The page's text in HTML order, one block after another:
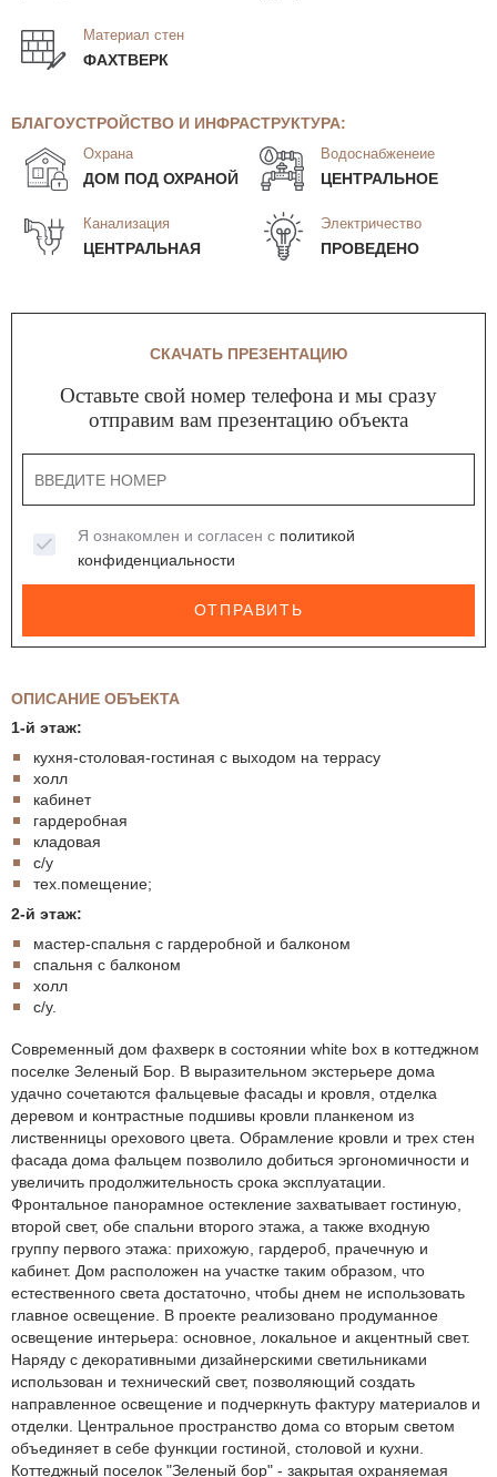
Материал стен
ФАХТВЕРК
БЛАГОУСТРОЙСТВО И ИНФРАСТРУКТУРА:
Охрана
ДОМ ПОД ОХРАНОЙ
Водоснабженеие
ЦЕНТРАЛЬНОЕ
Канализация
ЦЕНТРАЛЬНАЯ
Электричество
ПРОВЕДЕНО
ОПИСАНИЕ ОБЪЕКТА
1-й этаж:
кухня-столовая-гостиная с выходом на террасу
холл
кабинет
гардеробная
кладовая
с/у
тех.помещение;
2-й этаж:
мастер-спальня с гардеробной и балконом
спальня с балконом
холл
с/у.
Современный дом фахверк в состоянии white box в коттеджном
поселке Зеленый Бор. В выразительном экстерьере дома
удачно сочетаются фальцевые фасады и кровля, отделка
деревом и контрастные подшивы кровли планкеном из
лиственницы орехового цвета. Обрамление кровли и трех стен
фасада дома фальцем позволило добиться эргономичности и
увеличить продолжительность срока эксплуатации.
Фронтальное панорамное остекление захватывает гостиную,
второй свет, обе спальни второго этажа, а также входную
группу первого этажа: прихожую, гардероб, прачечную и
кабинет. Дом расположен на участке таким образом, что
естественного света достаточно, чтобы днем не использовать
главное освещение. В проекте реализовано продуманное
освещение интерьера: основное, локальное и акцентный свет.
Наряду с декоративными дизайнерскими светильниками
использован и технический свет, позволяющий создать
направленное освещение и подчеркнуть фактуру материалов и
отделки. Центральное пространство дома со вторым светом
объединяет в себе функции гостиной, столовой и кухни.
Коттеджный поселок "Зеленый бор" - закрытая охраняемая
СКАЧАТЬ ПРЕЗЕНТАЦИЮ
Оставьте свой номер телефона и мы сразу
отправим вам презентацию объекта
Я ознакомлен и согласен с политикой
конфиденциальности
ОТПРАВИТЬ